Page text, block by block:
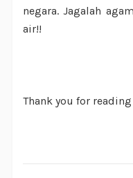
negara. Jagalah
air!!
Thank you for